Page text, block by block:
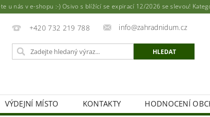
nás v e-shopu :-) Osivo s blížící se expirací 12/2026 se slevou!
+420 732 219 788 info@zahradnidum.cz
VÝDEJNÍ MÍSTO KONTAKTY HODNOCENÍ